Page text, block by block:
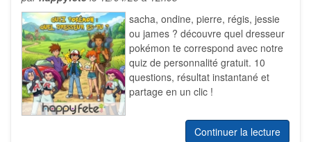
sacha, ondine, pierre, régis, jessie
ou james ? découvre quel dresseur
pokémon te correspond avec notre
quiz de personnalité gratuit. 10
questions, résultat instantané et
partage en un clic !
Continuer la lecture